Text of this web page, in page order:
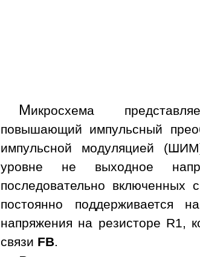
Микросхема
повышающий импульсный
импульсной модуляцией
уровне не выходное
последовательно включенных
постоянно поддерживается
напряжения на резисторе R1,
связи FB.